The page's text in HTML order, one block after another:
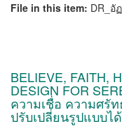
File in this item: DR_อั
BELIEVE, FAITH,
DESIGN FOR
ความเชื่อ ความศรั
ปรับเปลี่ยนรูปแบบไ